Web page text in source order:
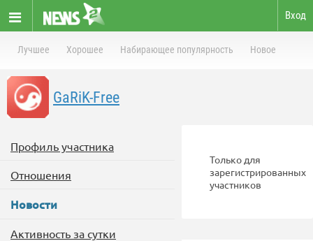
Вход
Лучшее Хорошее Набирающее популярность Новое
GaRiK-Free
Профиль участника
Отношения
Новости
Активность за сутки
Только для
зарегистрированных
участников